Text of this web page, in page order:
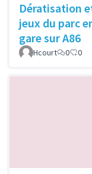
Dératisation
jeux du parc
gare sur A86
Hcourt 0 0